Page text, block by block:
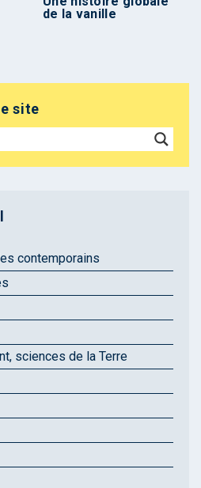
de la vanille
site
contemporains
sciences de la Terre